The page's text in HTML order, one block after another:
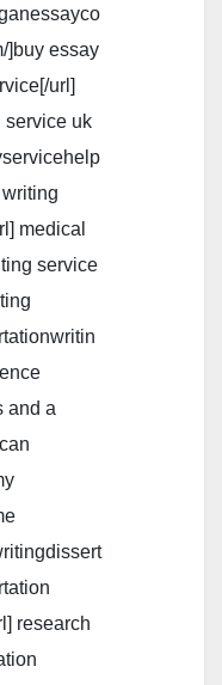
]buy essay
url]
service uk
medical
service
and a
research